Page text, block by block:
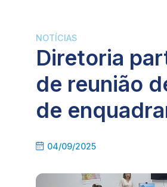
NOTÍCIAS
Diretoria
de reunião
de
04/09/2025